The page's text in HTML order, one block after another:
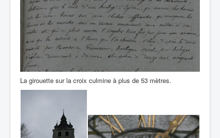
La girouette sur la croix culmine à plus de 53 mètres.